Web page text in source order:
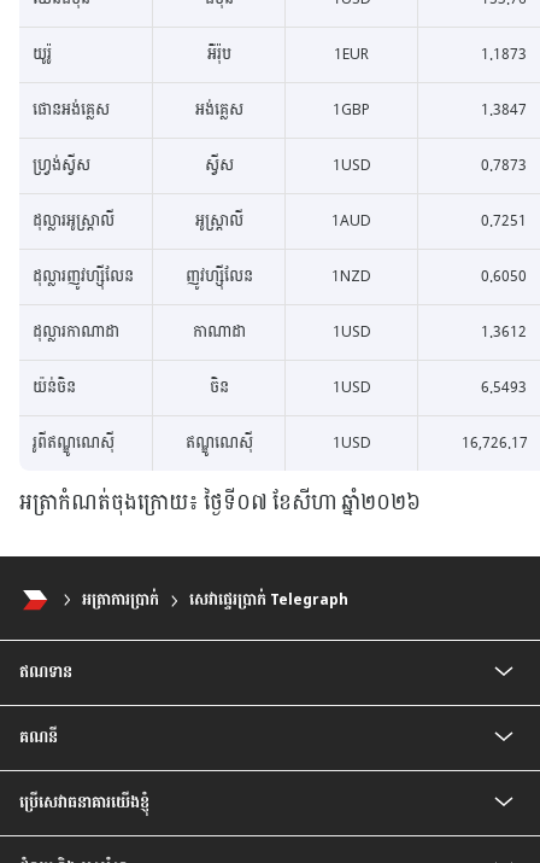
យូរ៉ូ អឺរ៉ុប 1EUR 1.1873
ផោនអង់គ្លេស អង់គ្លេស 1GBP 1.3847
ហ្វ្រង់ស្វីស ស្វីស 1USD 0.7873
ដុល្លារអូស្រ្តាលី អូស្រ្តាលី 1AUD 0.7251
ដុល្លារញូវហ្ស៊ីលែន ញូវហ្ស៊ីលែន 1NZD 0.6050
ដុល្លារកាណាដា កាណាដា 1USD 1.3612
យ៉ន់ចិន ចិន 1USD 6.5493
រូពីឥណ្ឌូណេស៊ី ឥណ្ឌូណេស៊ី 1USD 16,726.17
អត្រាកំណត់ចុងក្រោយ៖ ថ្ងៃទី០៧ ខែសីហា ឆ្នាំ២០២៦
អត្រា​ការ​ប្រាក់ សេវាផ្ទេរប្រាក់ Telegraph
ឥណទាន
ឥណទានអាជីវកម្ម​
ឥណទានអាជីវកម្ម ប្រាក់រៀល
ឥណទានវិបារូបន៍
ឥណទានវិបារូបន៍ប្រាក់រៀល
ឥណទានសហគ្រាសធុនតូច និងមធ្យម
គណនី
គណនីបញ្ញើមានកាលកំណត់
គណនីចរន្ត
គណនីចរន្តរូបិយប័ណ្ណ​បរទេស
ប្រើសេវាធនាគារយើងខ្ញុំ
សេវាធនាគារដោយខ្លួនឯង